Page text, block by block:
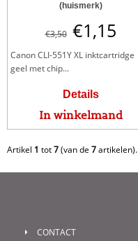
(huismerk)
€3,50 €1,15
Canon CLI-551Y XL inktcartridge
geel met chip...
Details
In winkelmand
Artikel 1 tot7(van de 7artikelen).
CONTACT